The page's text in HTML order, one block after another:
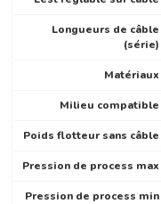
Longueurs de câble
(série)
Matériaux
Milieu compatible
Poids flotteur sans câble
Pression de process max
Pression de process min